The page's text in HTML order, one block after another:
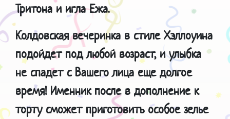
Тритона и игла Ежа.
Колдовская вечеринка в стиле Хэллоуина
подойдет под любой возраст, и улыбка
не спадет с Вашего лица еще долгое
время! Именник после в дополнение к
торту сможет приготовить особое зелье